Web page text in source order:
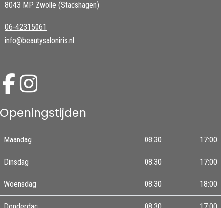
8043 MP Zwolle (Stadshagen)
06-42315061
info@beautysaloniris.nl
Openingstijden
Maandag 08:30 17:00
Dinsdag 08:30 17:00
Woensdag 08:30 18:00